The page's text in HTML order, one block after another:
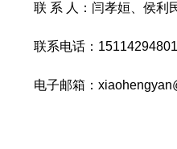
联 系 人：闫孝姮、侯利
联系电话：
电子邮箱：